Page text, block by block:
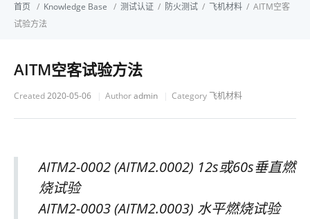
首页 / Knowledge Base / 测试认证 / 防火测试 / 飞机材料 / AITM空客
试验方法
AITM空客试验方法
Created2020-05-06 Authoradmin Category 飞机材料
AITM2-0002 (AITM2.0002) 12s或60s垂直燃
烧试验
AITM2-0003 (AITM2.0003) 水平燃烧试验